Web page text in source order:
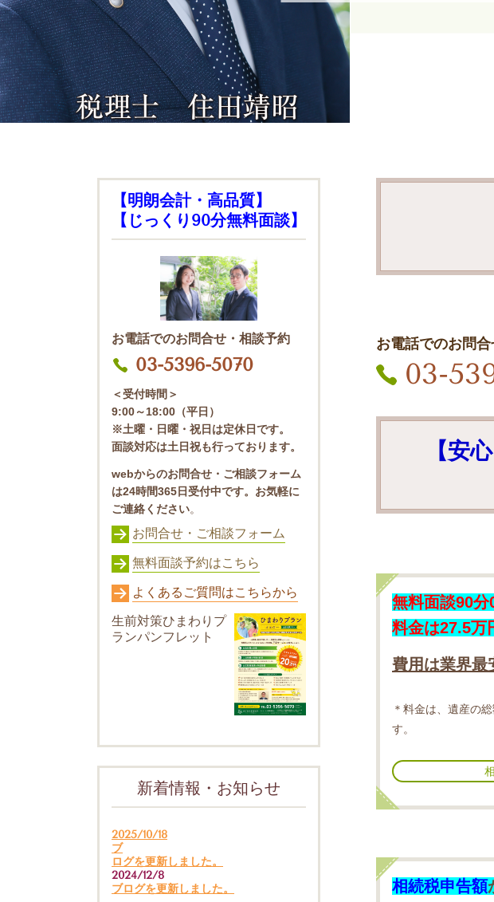
お電話でのお問
03-
【安
無料面談90分
料金は27.5万
費用は業界最
＊料金は、遺産の
す。
相続税申告額
【明朗会計・高品質】
【じっくり90分無料面談】
お電話でのお問合せ・相談予約
03-5396-5070
＜受付時間＞
9:00～18:00（平日）
※土曜・日曜・祝日は定休日です。
面談対応は土日祝も行っております。
webからのお問合せ・ご相談フォーム
は24時間365日受付中です。お気軽に
ご連絡ください。
お問合せ・ご相談フォーム
無料面談予約はこちら
よくあるご質問はこちらから
生前対策ひまわりプ
ランパンフレット
新着情報・お知らせ
2025/10/18
ブ
ログを更新しました。
2024/12/8
ブログを更新しました。